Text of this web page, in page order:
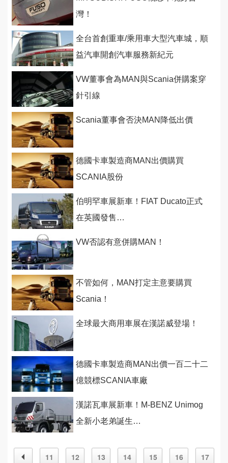
灣！
全台首創重車/乘用車大型汽車城，順
益汽車開創汽車服務新紀元
VW董事會為MAN與Scania併購案穿
針引線
Scania董事會否決MAN降低出價
德國卡車製造商MAN出價購買
SCANIA股份
伯明罕車展新車！FIAT Ducato正式
在英國發售…
VW否認有意併購MAN！
不管如何，MAN打定主意要購買
Scania！
全球最大商用車展在漢諾威登場！
德國卡車製造商MAN出價一百二十二
億競標SCANIA車廠
漢諾瓦車展新車！M-BENZ Unimog
全新小老弟誕生…
11 12 13 14 15 16
17